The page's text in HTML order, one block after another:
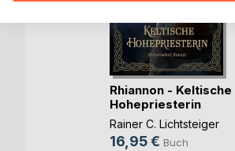
Rhiannon - Keltische
Hohepriesterin
Rainer C. Lichtsteiger
16,95 € Buch